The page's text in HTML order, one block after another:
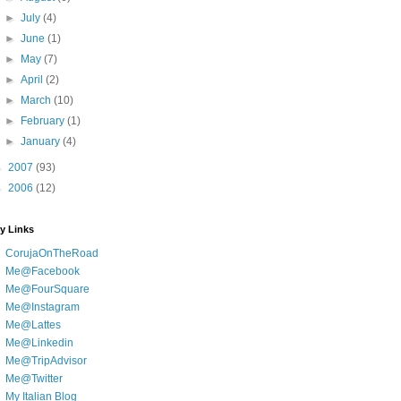
►July(4)
►June(1)
►
May(7)
►April(2)
►
March(10)
►
February(1)
►January(4)
2007 (93)
2006 (12)
Links
CorujaOnTheRoad
Me@Facebook
Me@FourSquare
Me@Instagram
Me@Lattes
Me@Linkedin
Me@TripAdvisor
Me@Twitter
My Italian Blog